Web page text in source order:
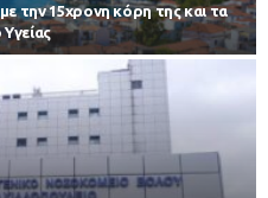
την 15χρονη κόρη της και τα